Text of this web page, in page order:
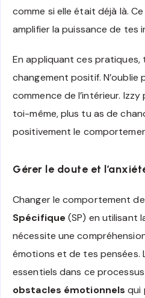
comme si elle était déjà là.
amplifier la puissance de tes
En appliquant ces pratiques,
changement positif.
commence de l’intérieur.
toi-même, plus tu as de
positivement le
Gérer le doute et
Changer le comportement
Spécifique (SP) en utilisant
nécessite une
émotions et de tes pensées.
essentiels dans ce
obstacles émotionnels qui